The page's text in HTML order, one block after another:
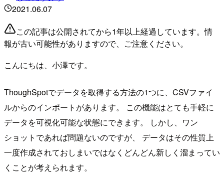
2021.06.07
この記事は公開されてから1年以上経過しています。情
報が古い可能性がありますので、ご注意ください。
こんにちは、小澤です。
ThoughSpotでデータを取得する方法の1つに、CSVファイ
ルからのインポートがあります。 この機能はとても手軽に
データを可視化可能な状態にできます。 しかし、ワン
ショットであれば問題ないのですが、 データはその性質上
一度作成されておしまいではなくどんどん新しく溜まってい
くことが考えられます。